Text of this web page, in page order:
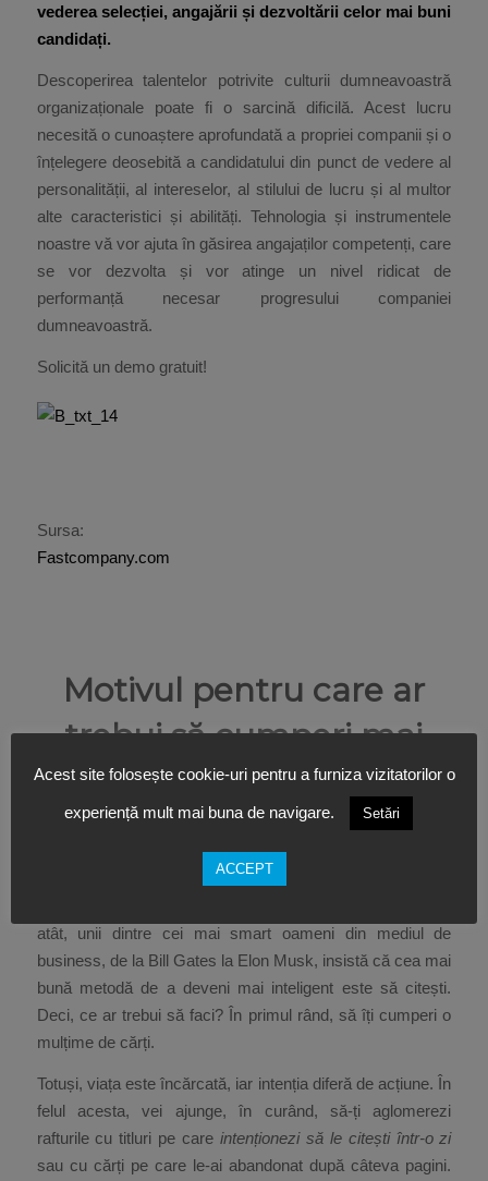
vederea selecției, angajării și dezvoltării celor mai buni
candidați.
Descoperirea talentelor potrivite culturii dumneavoastră
organizaționale poate fi o sarcină dificilă. Acest lucru
necesită o cunoaștere aprofundată a propriei companii și o
înțelegere deosebită a candidatului din punct de vedere al
personalității, al intereselor, al stilului de lucru și al multor
alte caracteristici și abilități. Tehnologia și instrumentele
noastre vă vor ajuta în găsirea angajaților competenți, care
se vor dezvolta și vor atinge un nivel ridicat de
performanță necesar progresului companiei
dumneavoastră.
Solicită un demo gratuit!
Sursa:
Fastcompany.com
Motivul pentru care ar
trebui să cumperi mai
multe cărți decât poți citi
great people inside
Învățarea continuă te face mai fericit, îți crește veniturile și
atât, unii dintre cei mai smart oameni din mediul de
business, de la Bill Gates la Elon Musk, insistă că cea mai
bună metodă de a deveni mai inteligent este să citești.
Deci, ce ar trebui să faci? În primul rând, să îți cumperi o
mulțime de cărți.
Totuși, viața este încărcată, iar intenția diferă de acțiune. În
felul acesta, vei ajunge, în curând, să-ți aglomerezi
rafturile cu titluri pe care intenționezi să le citești într-o zi
sau cu cărți pe care le-ai abandonat după câteva pagini.
Acest site folosește cookie-uri pentru a furniza vizitatorilor o
experiență mult mai buna de navigare. Setări
ACCEPT